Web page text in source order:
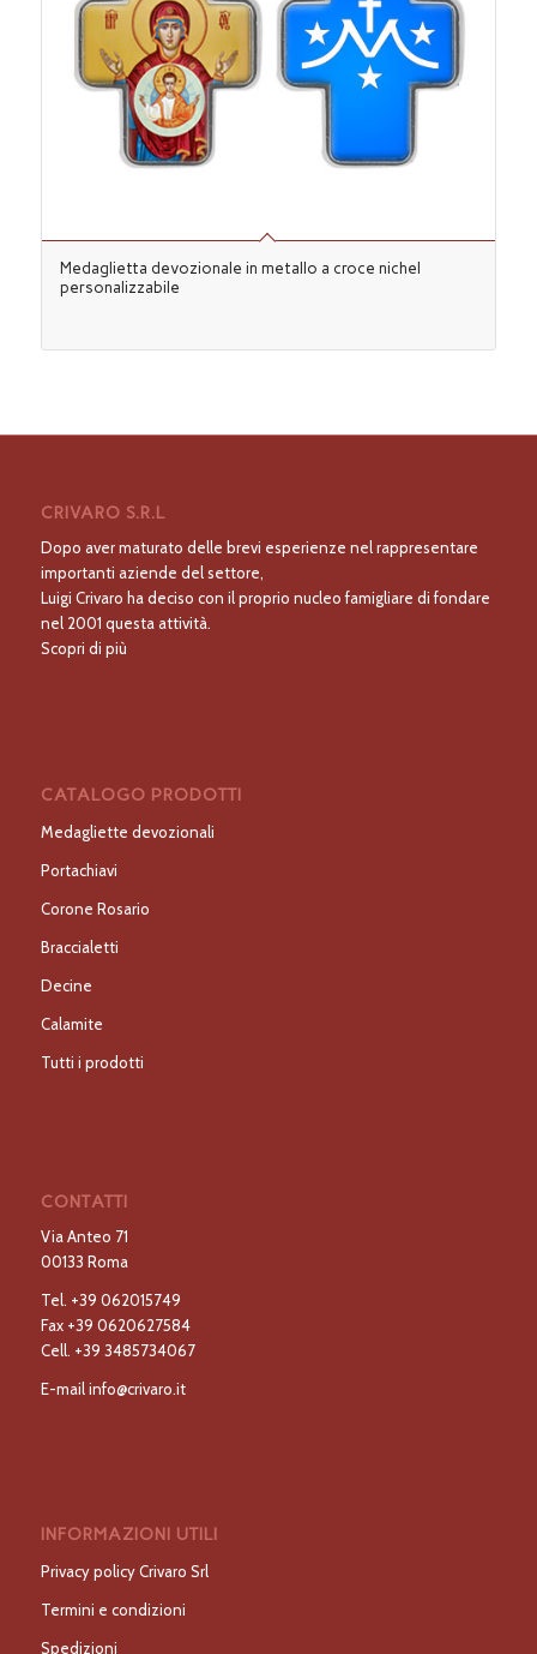
Medaglietta devozionale in metallo a croce nichel
personalizzabile
CRIVARO S.R.L
Dopo aver maturato delle brevi esperienze nel rappresentare
importanti aziende del settore,
Luigi Crivaro ha deciso con il proprio nucleo famigliare di fondare
nel 2001 questa attività.
Scopri di più
CATALOGO PRODOTTI
Medagliette devozionali
Portachiavi
Corone Rosario
Braccialetti
Decine
Calamite
Tutti i prodotti
CONTATTI
Via Anteo 71
00133 Roma
Tel. +39 062015749
Fax +39 0620627584
Cell. +39 3485734067
E-mailinfo@crivaro.it
INFORMAZIONI UTILI
Privacy policy Crivaro Srl
Termini e condizioni
Spedizioni